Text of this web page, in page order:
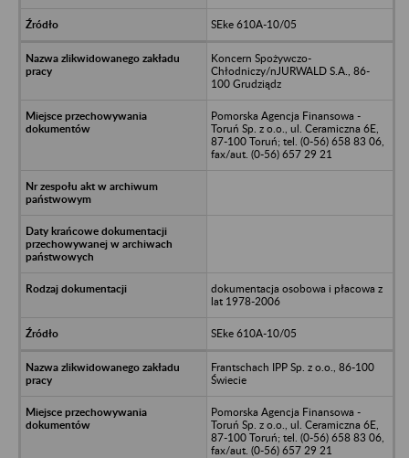
SEke 610A-10/05
Koncern Spożywczo-
Chłodniczy/nJURWALD S.A., 86-
100 Grudziądz
Pomorska Agencja Finansowa -
Toruń Sp. z o.o., ul. Ceramiczna 6E,
87-100 Toruń; tel. (0-56) 658 83 06,
fax/aut. (0-56) 657 29 21
dokumentacja osobowa i płacowa z
lat 1978-2006
SEke 610A-10/05
Frantschach IPP Sp. z o.o., 86-100
Świecie
Pomorska Agencja Finansowa -
Toruń Sp. z o.o., ul. Ceramiczna 6E,
87-100 Toruń; tel. (0-56) 658 83 06,
fax/aut. (0-56) 657 29 21